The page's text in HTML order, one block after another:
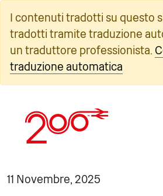
contenuto
I contenuti tradotti su questo
tradotti tramite traduzione
un traduttore professionista.
traduzione automatica
11 Novembre, 2025